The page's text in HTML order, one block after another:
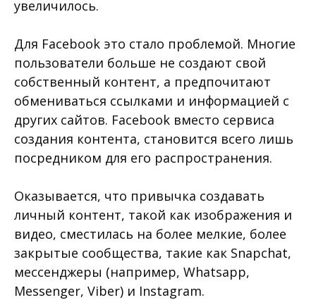
увеличилось.
Для Facebook это стало проблемой. Многие
пользователи больше не создают свой
собственный контент, а предпочитают
обмениваться ссылками и информацией с
других сайтов. Facebook вместо сервиса
создания контента, становится всего лишь
посредником для его распространения.
Оказывается, что привычка создавать
личный контент, такой как изображения и
видео, сместилась на более мелкие, более
закрытые сообщества, такие как Snapchat,
мессенджеры (например, Whatsapp,
Messenger, Viber) и Instagram.